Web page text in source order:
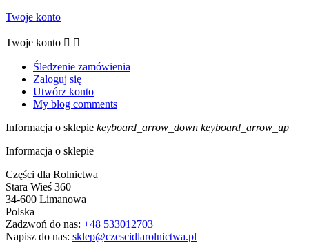
Twoje konto
Twoje konto  
Śledzenie zamówienia
Zaloguj się
Utwórz konto
My blog comments
Informacja o sklepie keyboard_arrow_down keyboard_arrow_up
Informacja o sklepie
Części dla Rolnictwa
Stara Wieś 360
34-600 Limanowa
Polska
Zadzwoń do nas: +48 533012703
Napisz do nas: sklep@czescidlarolnictwa.pl